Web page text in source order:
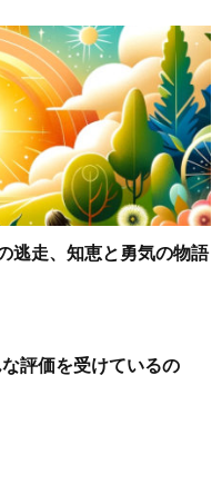
逃走、知恵と勇気の物語
評価を受けているの